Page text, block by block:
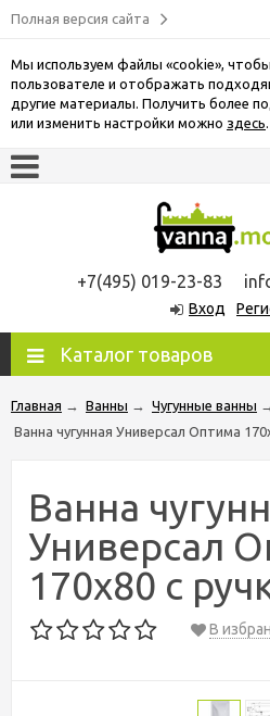
Полная версия сайта
Мы используем файлы «cookie»,
пользователе и отображать
другие материалы. Получить более
или изменить настройки можно здесь.
+7(495) 019-23-83
Вход
Каталог товаров
Главная → Ванны → Чугунные ванны →
Ванна чугунная Универсал Оптима
Ванна
Универсал
170x80 с
В